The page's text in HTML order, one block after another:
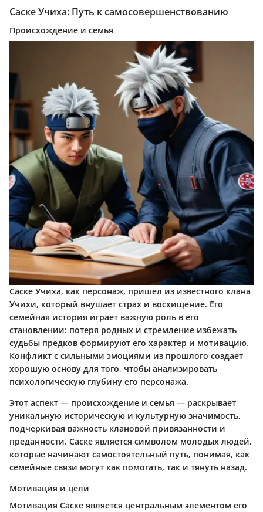
Саске Учиха: Путь к самосовершенствованию
Происхождение и семья
Саске Учиха, как персонаж, пришел из известного клана
Учихи, который внушает страх и восхищение. Его
семейная история играет важную роль в его
становлении: потеря родных и стремление избежать
судьбы предков формируют его характер и мотивацию.
Конфликт с сильными эмоциями из прошлого создает
хорошую основу для того, чтобы анализировать
психологическую глубину его персонажа.
Этот аспект — происхождение и семья — раскрывает
уникальную историческую и культурную значимость,
подчеркивая важность клановой привязанности и
преданности. Саске является символом молодых людей,
которые начинают самостоятельный путь, понимая, как
семейные связи могут как помогать, так и тянуть назад.
Мотивация и цели
Мотивация Саске является центральным элементом его